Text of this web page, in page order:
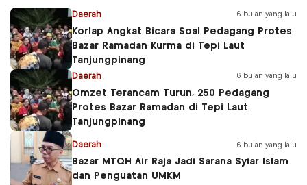
Daerah 6 bulan yang lalu
Korlap Angkat Bicara Soal Pedagang Protes
Bazar Ramadan Kurma di Tepi Laut
Tanjungpinang
Daerah 6 bulan yang lalu
Omzet Terancam Turun, 250 Pedagang
Protes Bazar Ramadan di Tepi Laut
Tanjungpinang
Daerah 6 bulan yang lalu
Bazar MTQH Air Raja Jadi Sarana Syiar Islam
dan Penguatan UMKM